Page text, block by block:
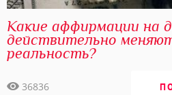
Какие аффирмации на
действительно
реальность?
36836